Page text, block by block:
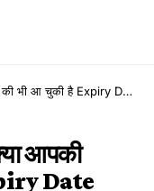
भी आ चुकी है Expiry Date
आपकी
Date